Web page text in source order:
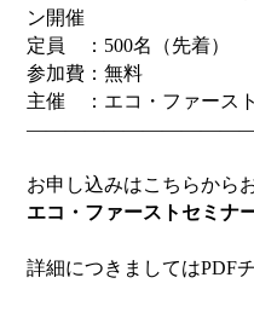
ン開催
定員 ：500名（先着）
参加費：無料
主催 ：エコ・ファース
お申し込みはこちらから
エコ・ファーストセミナ
詳細につきましてはPDF